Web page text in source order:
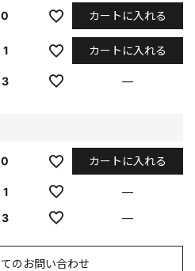
0 カートに入れる
1 カートに入れる
3 —
0 カートに入れる
1
—
3
—
のお問い合わせ